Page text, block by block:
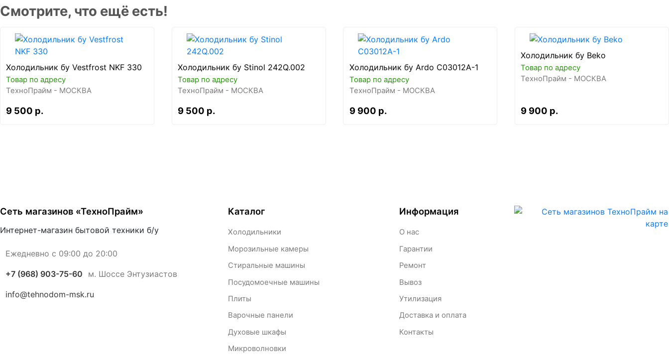
Смотрите, что ещё есть!
Холодильник бу Vestfrost NKF 330
Товар по адресу
ТехноПрайм - МОСКВА
9 500 р.
Холодильник бу Stinol 242Q.002
Товар по адресу
ТехноПрайм - МОСКВА
9 500 р.
Холодильник бу Ardo C03012A-1
Товар по адресу
ТехноПрайм - МОСКВА
9 900 р.
Холодильник бу Beko
Товар по адресу
ТехноПрайм - МОСКВА
9 900 р.
Сеть магазинов «ТехноПрайм»
Интернет-магазин бытовой техники б/у
Ежедневно с 09:00 до 20:00
+7 (968) 903-75-60 м. Шоссе Энтузиастов
info@tehnodom-msk.ru
Каталог
Холодильники
Морозильные камеры
Стиральные машины
Посудомоечные машины
Плиты
Варочные панели
Духовые шкафы
Микроволновки
Информация
О нас
Гарантии
Ремонт
Вывоз
Утилизация
Доставка и оплата
Контакты